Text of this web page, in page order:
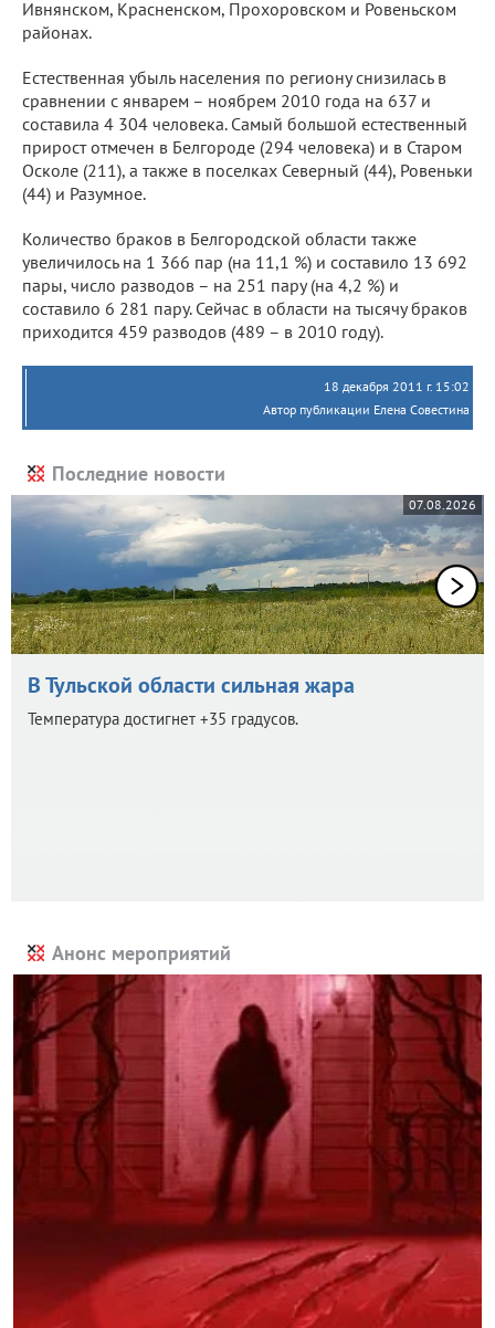
Ивнянском, Красненском, Прохоровском и Ровеньском
районах.
Естественная убыль населения по региону снизилась в
сравнении с январем – ноябрем 2010 года на 637 и
составила 4 304 человека. Самый большой естественный
прирост отмечен в Белгороде (294 человека) и в Старом
Осколе (211), а также в поселках Северный (44), Ровеньки
(44) и Разумное.
Количество браков в Белгородской области также
увеличилось на 1 366 пар (на 11,1 %) и составило 13 692
пары, число разводов – на 251 пару (на 4,2 %) и
составило 6 281 пару. Сейчас в области на тысячу браков
приходится 459 разводов (489 – в 2010 году).
18 декабря 2011 г. 15:02
Автор публикации Елена Совестина
Последние новости
07.08.2026
В Тульской области сильная жара
Температура достигнет +35 градусов.
Анонс мероприятий